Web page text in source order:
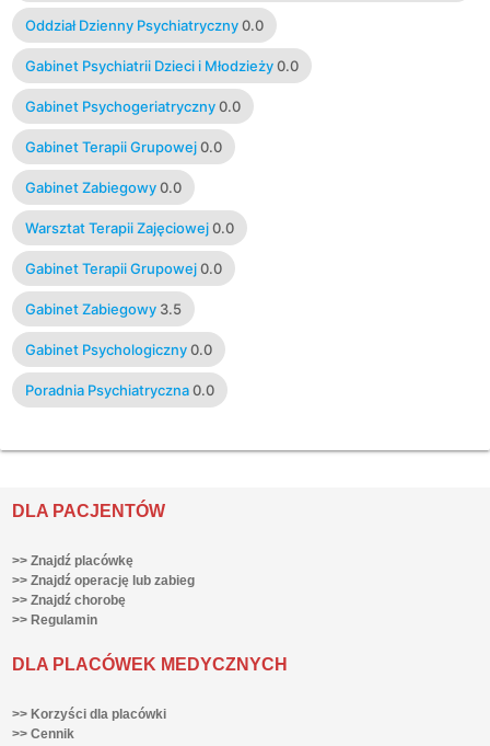
0.0
Oddział Dzienny Psychiatryczny 0.0
Gabinet Psychiatrii Dzieci i Młodzieży 0.0
Gabinet Psychogeriatryczny 0.0
Gabinet Terapii Grupowej 0.0
Gabinet Zabiegowy 0.0
Warsztat Terapii Zajęciowej 0.0
Gabinet Terapii Grupowej 0.0
Gabinet Zabiegowy 3.5
Gabinet Psychologiczny 0.0
Poradnia Psychiatryczna 0.0
DLA PACJENTÓW
>> Znajdź placówkę
>> Znajdź operację lub zabieg
>> Znajdź chorobę
>> Regulamin
DLA PLACÓWEK MEDYCZNYCH
>> Korzyści dla placówki
>> Cennik